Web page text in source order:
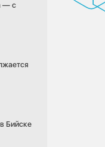
— с
Бийске